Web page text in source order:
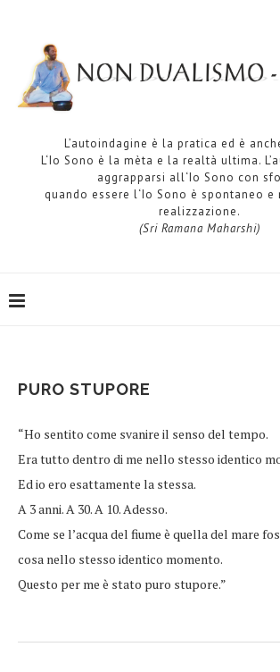
L’autoindagine è la pratica ed è
L‘Io Sono è la mèta e la realtà ultima.
aggrapparsi all‘Io Sono con
quando essere l‘Io Sono è spontaneo e
realizzazione.
(Sri Ramana Maharshi)
PURO STUPORE
“Ho sentito come svanire il senso del tempo.
Era tutto dentro di me nello stesso identico
Ed io ero esattamente la stessa.
A 3 anni. A 30. A 10. Adesso.
Come se l’acqua del fiume è quella del mare
cosa nello stesso identico momento.
Questo per me è stato puro stupore.”